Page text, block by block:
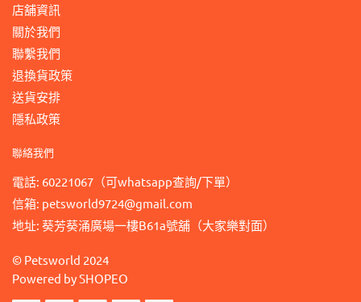
店舖資訊
關於我們
聯繫我們
退換貨政策
送貨安排
隱私政策
聯絡我們
電話: 60221067（可whatsapp查詢/下單）
信箱: petsworld9724@gmail.com
地址: 葵芳葵涌廣場一樓B61a號舖（大家樂對面）
© Petsworld 2024
Powered bySHOPEO